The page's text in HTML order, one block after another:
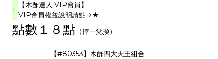
1
【木酢達人 VIP會員】
VIP會員權益說明請點→★
點數１８點 （擇一兌換）
【#80353】木酢四大天王組合